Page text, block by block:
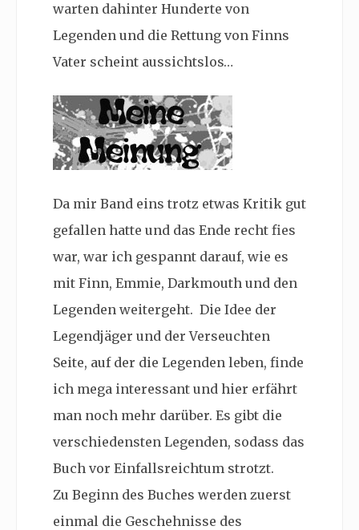
warten dahinter Hunderte von
Legenden und die Rettung von Finns
Vater scheint aussichtslos…
Da mir Band eins trotz etwas Kritik gut
gefallen hatte und das Ende recht fies
war, war ich gespannt darauf, wie es
mit Finn, Emmie, Darkmouth und den
Legenden weitergeht. Die Idee der
Legendjäger und der Verseuchten
Seite, auf der die Legenden leben, finde
ich mega interessant und hier erfährt
man noch mehr darüber. Es gibt die
verschiedensten Legenden, sodass das
Buch vor Einfallsreichtum strotzt.
Zu Beginn des Buches werden zuerst
einmal die Geschehnisse des